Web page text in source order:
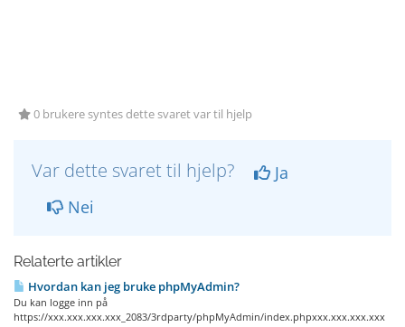
0 brukere syntes dette svaret var til hjelp
Var dette svaret til hjelp?
Ja
Nei
Relaterte artikler
Hvordan kan jeg bruke phpMyAdmin?
Du kan logge inn på
https://xxx.xxx.xxx.xxx_2083/3rdparty/phpMyAdmin/index.phpxxx.xxx.xxx.xxx